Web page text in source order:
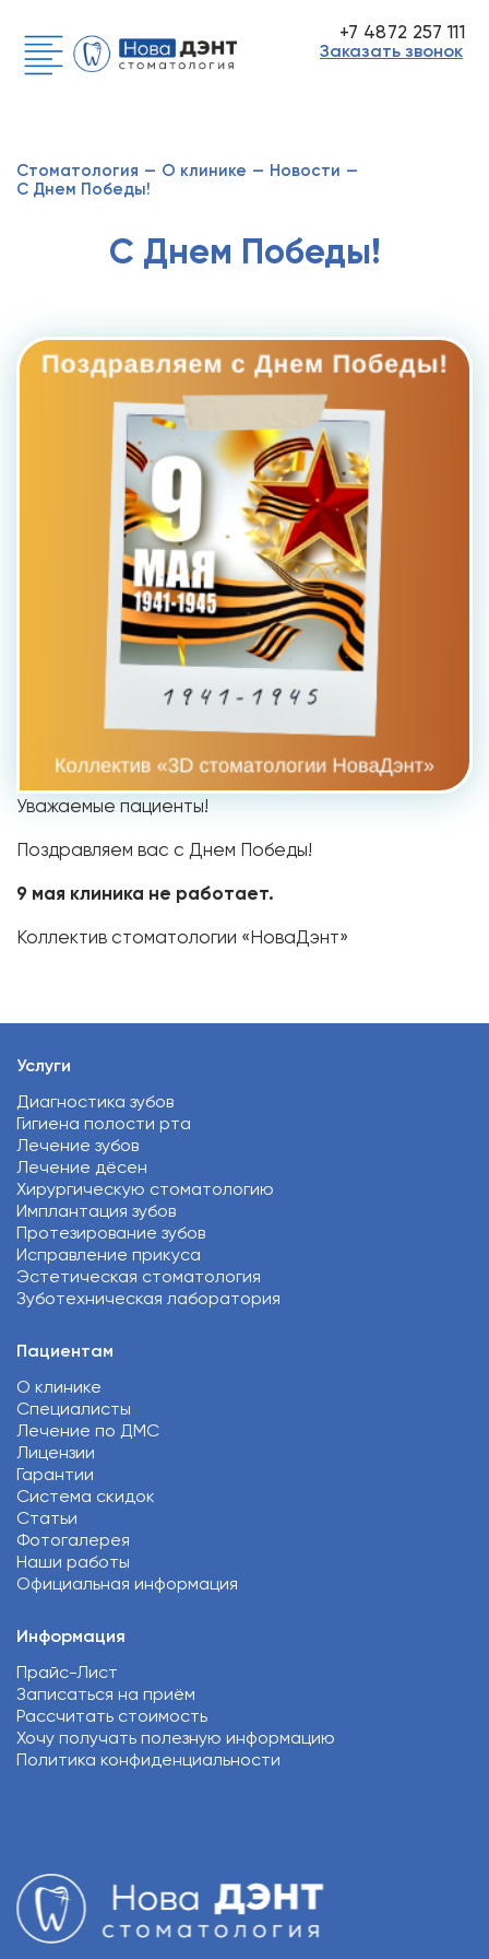
+7 4872 257 111
Заказать звонок
Стоматология — О клинике — Новости —
С Днем Победы!
С Днем Победы!
Уважаемые пациенты!
Поздравляем вас с Днем Победы!
9 мая клиника не работает.
Коллектив стоматологии «НоваДэнт»
Услуги
Диагностика зубов
Гигиена полости рта
Лечение зубов
Лечение дёсен
Хирургическую стоматологию
Имплантация зубов
Протезирование зубов
Исправление прикуса
Эстетическая стоматология
Зуботехническая лаборатория
Пациентам
О клинике
Специалисты
Лечение по ДМС
Лицензии
Гарантии
Система скидок
Статьи
Фотогалерея
Наши работы
Официальная информация
Информация
Прайс-Лист
Записаться на приём
Рассчитать стоимость
Хочу получать полезную информацию
Политика конфиденциальности